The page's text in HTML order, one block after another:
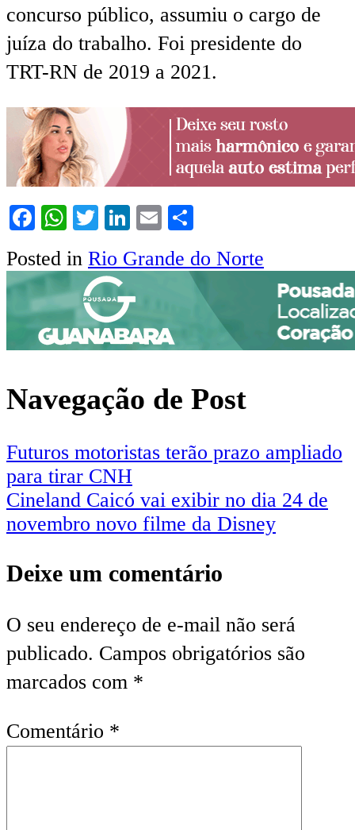
concurso público, assumiu o cargo de
juíza do trabalho. Foi presidente do
TRT-RN de 2019 a 2021.
Facebook
WhatsApp
TwitterLinkedIn
Email
Posted in Rio Grande do Norte
Navegação de Post
Futuros motoristas terão prazo ampliado
para tirar CNH
Cineland Caicó vai exibir no dia 24 de
novembro novo filme da Disney
Deixe um comentário
O seu endereço de e-mail não será
publicado. Campos obrigatórios são
marcados com *
Comentário *